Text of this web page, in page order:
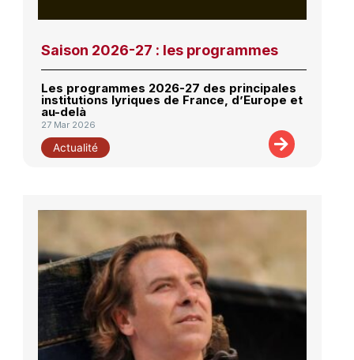
Saison 2026-27 : les programmes
Les programmes 2026-27 des principales
institutions lyriques de France, d’Europe et
au-delà
27 Mar 2026
Actualité